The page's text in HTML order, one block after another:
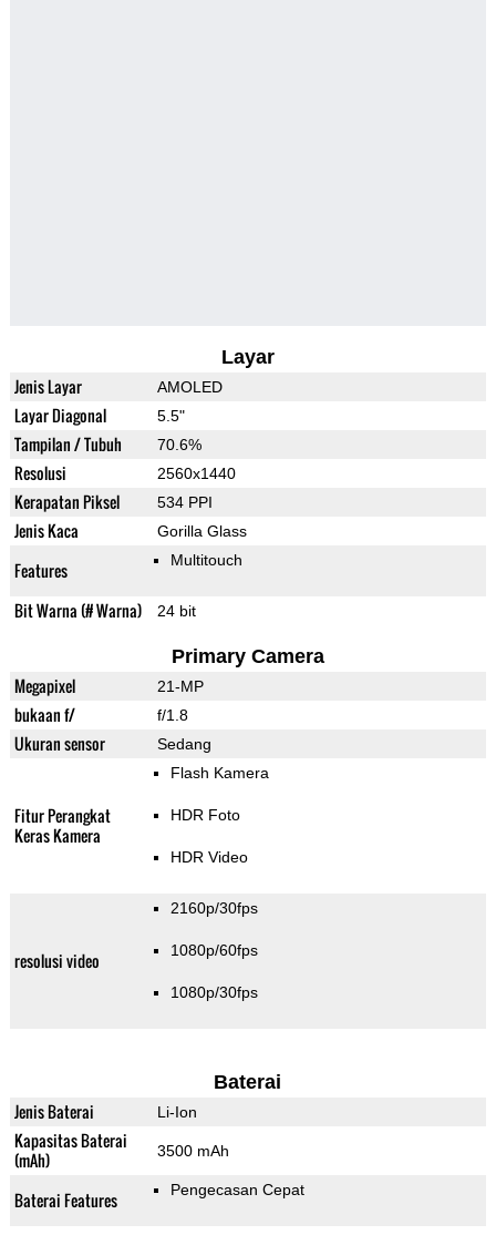
Layar
Jenis Layar AMOLED
Layar Diagonal 5.5"
Tampilan / Tubuh 70.6%
Resolusi 2560x1440
Kerapatan Piksel 534 PPI
Jenis Kaca Gorilla Glass
Features Multitouch
Bit Warna (# Warna) 24 bit
Primary Camera
Megapixel 21-MP
bukaan f/ f/1.8
Ukuran sensor Sedang
Fitur Perangkat
Keras Kamera
Flash Kamera
HDR Foto
HDR Video
resolusi video
2160p/30fps
1080p/60fps
1080p/30fps
Baterai
Jenis Baterai Li-Ion
Kapasitas Baterai
(mAh)
3500 mAh
Baterai Features Pengecasan Cepat